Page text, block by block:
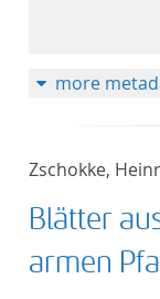
more
Zschokke,
Blätter
armen